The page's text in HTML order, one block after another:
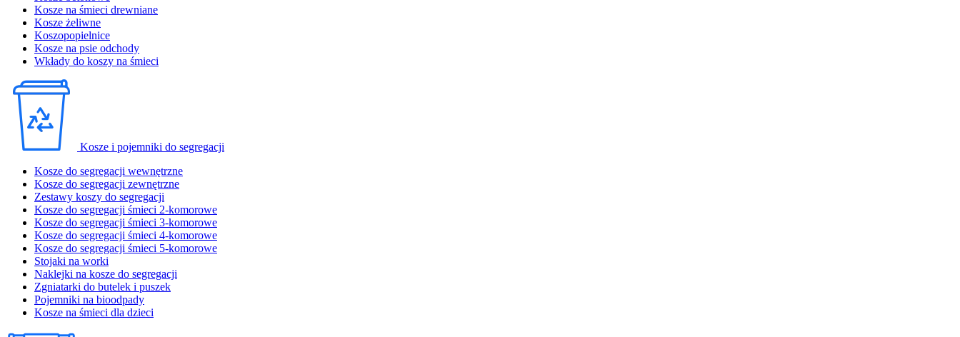
Kosze na śmieci drewniane
Kosze żeliwne
Koszopopielnice
Kosze na psie odchody
Wkłady do koszy na śmieci
Kosze i pojemniki do segregacji
Kosze do segregacji wewnętrzne
Kosze do segregacji zewnętrzne
Zestawy koszy do segregacji
Kosze do segregacji śmieci 2-komorowe
Kosze do segregacji śmieci 3-komorowe
Kosze do segregacji śmieci 4-komorowe
Kosze do segregacji śmieci 5-komorowe
Stojaki na worki
Naklejki na kosze do segregacji
Zgniatarki do butelek i puszek
Pojemniki na bioodpady
Kosze na śmieci dla dzieci